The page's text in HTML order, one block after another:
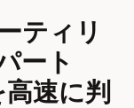
ティリ
ート
速に判